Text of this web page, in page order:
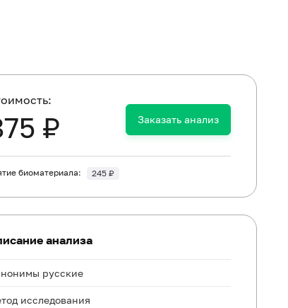
₽ Заказать анализ
биоматериала: 245 ₽
анализа
русские
исследования